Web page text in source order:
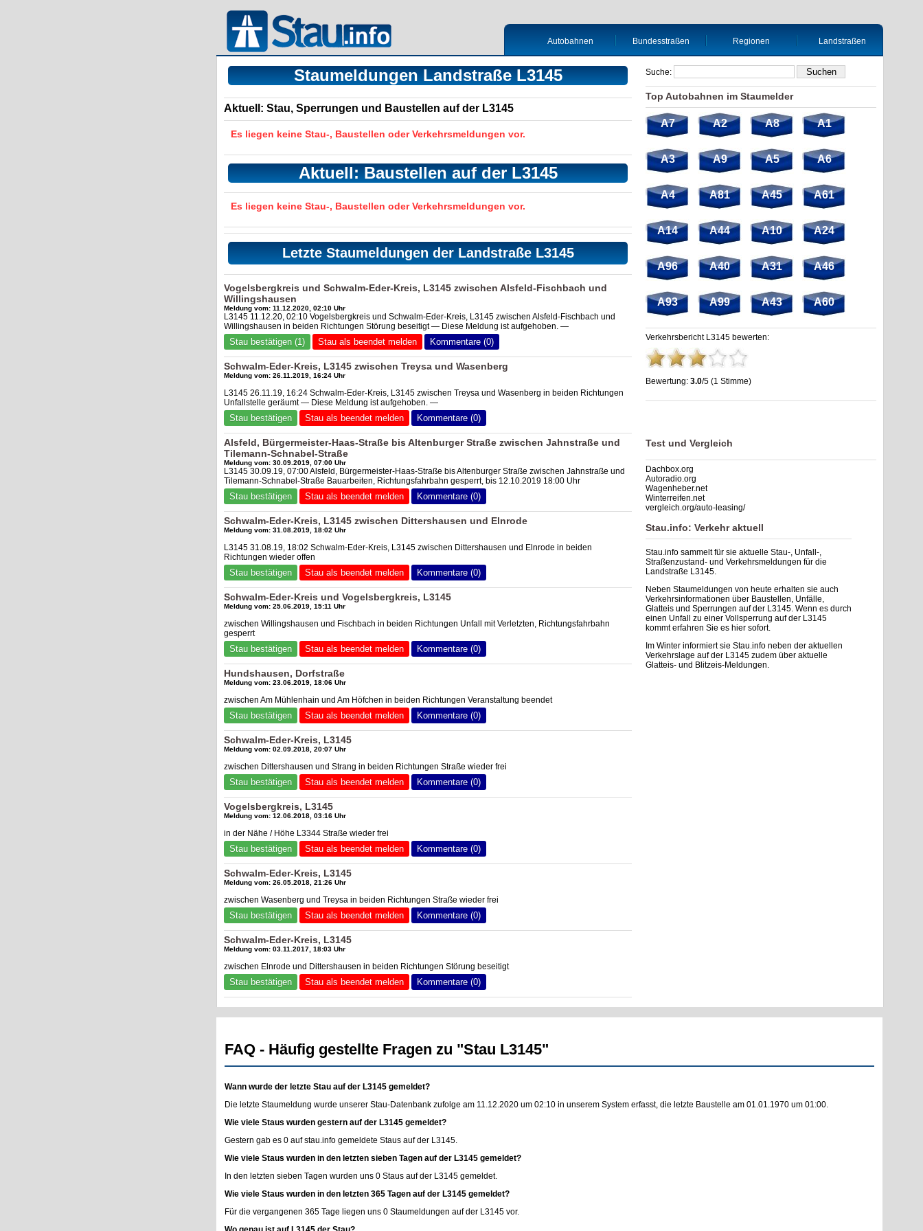
Autobahnen Bundesstraßen Regionen Landstraßen
Staumeldungen Landstraße L3145
Aktuell: Stau, Sperrungen und Baustellen auf der L3145
Es liegen keine Stau-, Baustellen oder Verkehrsmeldungen vor.
Aktuell: Baustellen auf der L3145
Es liegen keine Stau-, Baustellen oder Verkehrsmeldungen vor.
Letzte Staumeldungen der Landstraße L3145
Vogelsbergkreis und Schwalm-Eder-Kreis, L3145 zwischen Alsfeld-Fischbach und
Willingshausen
Meldung vom: 11.12.2020, 02:10 Uhr
L3145 11.12.20, 02:10 Vogelsbergkreis und Schwalm-Eder-Kreis, L3145 zwischen Alsfeld-Fischbach und
Willingshausen in beiden Richtungen Störung beseitigt — Diese Meldung ist aufgehoben. —
Stau bestätigen (1) Stau als beendet melden Kommentare (0)
Schwalm-Eder-Kreis, L3145 zwischen Treysa und Wasenberg
Meldung vom: 26.11.2019, 16:24 Uhr
L3145 26.11.19, 16:24 Schwalm-Eder-Kreis, L3145 zwischen Treysa und Wasenberg in beiden Richtungen
Unfallstelle geräumt — Diese Meldung ist aufgehoben. —
Stau bestätigen Stau als beendet melden Kommentare (0)
Alsfeld, Bürgermeister-Haas-Straße bis Altenburger Straße zwischen Jahnstraße und
Tilemann-Schnabel-Straße
Meldung vom: 30.09.2019, 07:00 Uhr
L3145 30.09.19, 07:00 Alsfeld, Bürgermeister-Haas-Straße bis Altenburger Straße zwischen Jahnstraße und
Tilemann-Schnabel-Straße Bauarbeiten, Richtungsfahrbahn gesperrt, bis 12.10.2019 18:00 Uhr
Stau bestätigen Stau als beendet melden Kommentare (0)
Schwalm-Eder-Kreis, L3145 zwischen Dittershausen und Elnrode
Meldung vom: 31.08.2019, 18:02 Uhr
L3145 31.08.19, 18:02 Schwalm-Eder-Kreis, L3145 zwischen Dittershausen und Elnrode in beiden
Richtungen wieder offen
Stau bestätigen Stau als beendet melden Kommentare (0)
Schwalm-Eder-Kreis und Vogelsbergkreis, L3145
Meldung vom: 25.06.2019, 15:11 Uhr
zwischen Willingshausen und Fischbach in beiden Richtungen Unfall mit Verletzten, Richtungsfahrbahn
gesperrt
Stau bestätigen Stau als beendet melden Kommentare (0)
Hundshausen, Dorfstraße
Meldung vom: 23.06.2019, 18:06 Uhr
zwischen Am Mühlenhain und Am Höfchen in beiden Richtungen Veranstaltung beendet
Stau bestätigen Stau als beendet melden Kommentare (0)
Schwalm-Eder-Kreis, L3145
Meldung vom: 02.09.2018, 20:07 Uhr
zwischen Dittershausen und Strang in beiden Richtungen Straße wieder frei
Stau bestätigen Stau als beendet melden Kommentare (0)
Vogelsbergkreis, L3145
Meldung vom: 12.06.2018, 03:16 Uhr
in der Nähe / Höhe L3344 Straße wieder frei
Stau bestätigen Stau als beendet melden Kommentare (0)
Schwalm-Eder-Kreis, L3145
Meldung vom: 26.05.2018, 21:26 Uhr
zwischen Wasenberg und Treysa in beiden Richtungen Straße wieder frei
Stau bestätigen Stau als beendet melden Kommentare (0)
Schwalm-Eder-Kreis, L3145
Meldung vom: 03.11.2017, 18:03 Uhr
zwischen Elnrode und Dittershausen in beiden Richtungen Störung beseitigt
Stau bestätigen Stau als beendet melden Kommentare (0)
Suche:
Top Autobahnen im Staumelder
A7 A2 A8 A1
A3 A9 A5 A6
A4 A81 A45 A61
A14 A44 A10 A24
A96 A40 A31 A46
A93 A99 A43 A60
Verkehrsbericht L3145 bewerten:
Bewertung: 3.0/5 (1 Stimme)
Stau L3145: Unfälle, Sperrung & Baustellen | Staumelder
Test und Vergleich
Dachbox.org
Autoradio.org
Wagenheber.net
Winterreifen.net
vergleich.org/auto-leasing/
Stau.info: Verkehr aktuell
Stau.info sammelt für sie aktuelle Stau-, Unfall-,
Straßenzustand- und Verkehrsmeldungen für die
Landstraße L3145.
Neben Staumeldungen von heute erhalten sie auch
Verkehrsinformationen über Baustellen, Unfälle,
Glatteis und Sperrungen auf der L3145. Wenn es durch
einen Unfall zu einer Vollsperrung auf der L3145
kommt erfahren Sie es hier sofort.
Im Winter informiert sie Stau.info neben der aktuellen
Verkehrslage auf der L3145 zudem über aktuelle
Glatteis- und Blitzeis-Meldungen.
FAQ - Häufig gestellte Fragen zu "Stau L3145"
Wann wurde der letzte Stau auf der L3145 gemeldet?
Die letzte Staumeldung wurde unserer Stau-Datenbank zufolge am 11.12.2020 um 02:10 in unserem System erfasst, die letzte Baustelle am 01.01.1970 um 01:00.
Wie viele Staus wurden gestern auf der L3145 gemeldet?
Gestern gab es 0 aufstau.info gemeldete Staus auf der L3145.
Wie viele Staus wurden in den letzten sieben Tagen auf der L3145 gemeldet?
In den letzten sieben Tagen wurden uns 0 Staus auf der L3145 gemeldet.
Wie viele Staus wurden in den letzten 365 Tagen auf der L3145 gemeldet?
Für die vergangenen 365 Tage liegen uns 0 Staumeldungen auf der L3145 vor.